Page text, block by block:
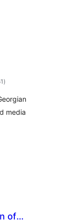
कुल
दर)
media
of